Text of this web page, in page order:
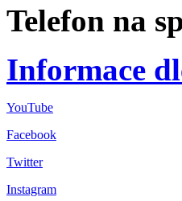
Telefon na
Informace
YouTube
Facebook
Twitter
Instagram